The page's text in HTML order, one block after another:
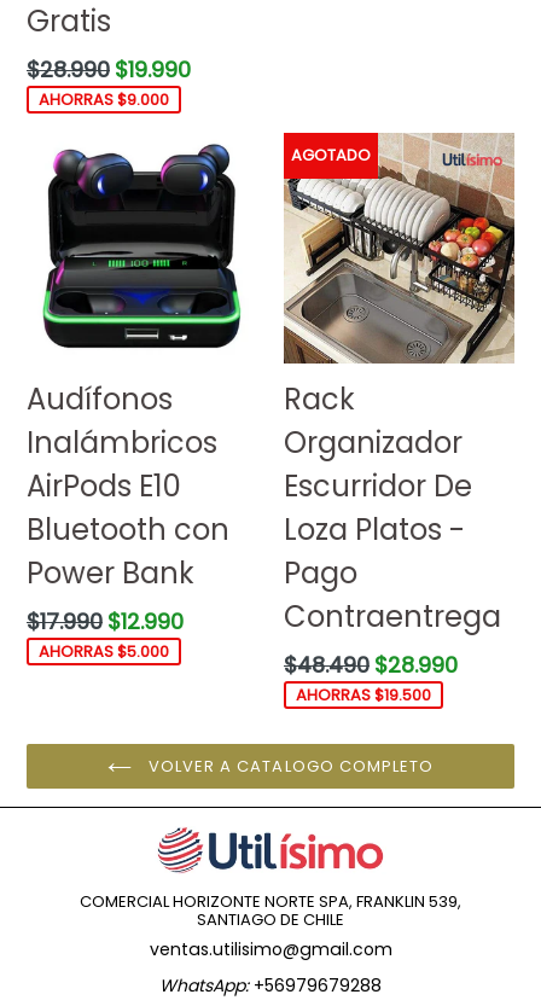
Gratis
Precio
habitual
$28.990 $19.990
AHORRAS $9.000
Audífonos
Inalámbricos
AirPods E10
Bluetooth con
Power Bank
Precio
habitual
$17.990 $12.990
AHORRAS $5.000
AGOTADO
Rack
Organizador
Escurridor De
Loza Platos -
Pago
Contraentrega
Precio
habitual
$48.490 $28.990
AHORRAS $19.500
VOLVER A CATALOGO COMPLETO
COMERCIAL HORIZONTE NORTE SPA, FRANKLIN 539,
SANTIAGO DE CHILE
ventas.utilisimo@gmail.com
WhatsApp: +56979679288